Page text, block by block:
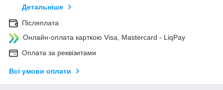
Детальніше
Післяплата
Онлайн-оплата карткою Visa, Mastercard - LiqPay
Оплата за реквізитами
Всі умови оплати